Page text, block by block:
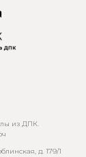
из ДПК.
д. 179/1